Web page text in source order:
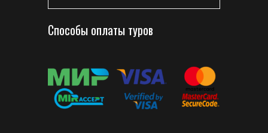
Способы оплаты туров